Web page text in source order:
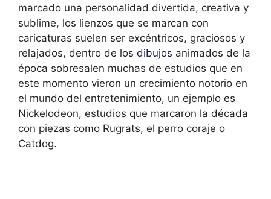
marcado una personalidad divertida, creativa y
sublime, los lienzos que se marcan con
caricaturas suelen ser excéntricos, graciosos y
relajados, dentro de los dibujos animados de la
época sobresalen muchas de estudios que en
este momento vieron un crecimiento notorio en
el mundo del entretenimiento, un ejemplo es
Nickelodeon, estudios que marcaron la década
con piezas como Rugrats, el perro coraje o
Catdog.